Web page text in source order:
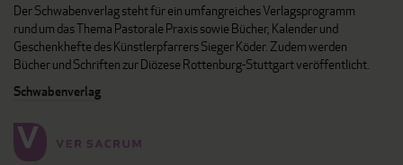
Der Schwabenverlag steht für ein umfangreiches Verlagsprogramm
rund um das Thema Pastorale Praxis sowie Bücher, Kalender und
Geschenkhefte des Künstlerpfarrers Sieger Köder. Zudem werden
Bücher und Schriften zur Diözese Rottenburg-Stuttgart veröffentlicht.
Schwabenverlag